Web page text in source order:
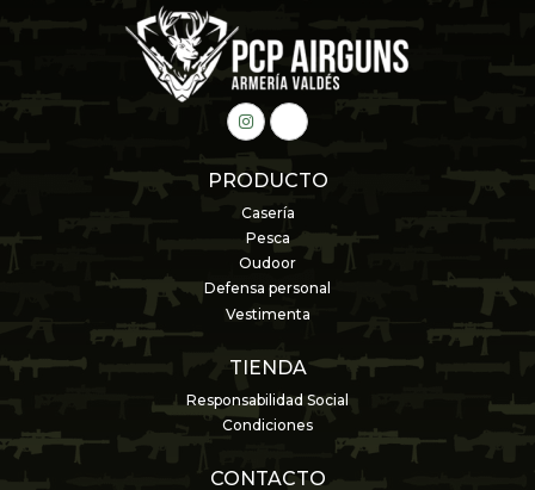
PRODUCTO
Casería
Pesca
Oudoor
Defensa personal
Vestimenta
TIENDA
Responsabilidad Social
Condiciones
CONTACTO